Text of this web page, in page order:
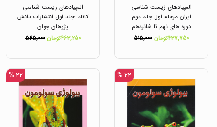
المپیادهای زیست شناسی
ایران مرحله اول جلد دوم
دوره های نهم تا شانردهم
انتشارات دانش پژوهان جوان
۴۳۷,۷۵۰تومان ۵۱۵,۰۰۰
المپیادهای زیست شناسی
کانادا جلد اول انتشارات دانش
پژوهان جوان
۴۶۳,۲۵۰تومان
۵۴۵,۰۰۰
۲۲ % ۲۲ %